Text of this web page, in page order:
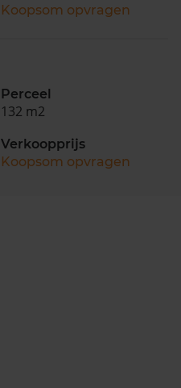
Koopsom opvragen
Perceel
132 m2
Verkoopprijs
Koopsom opvragen